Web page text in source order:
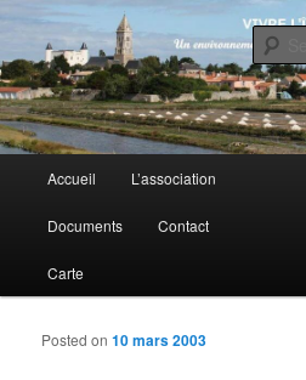
Vivre l’île 12 sur 12
Skip to primary content
Skip to secondary content
Accueil L’association
Documents Contact
Carte
Posted on10 mars 2003